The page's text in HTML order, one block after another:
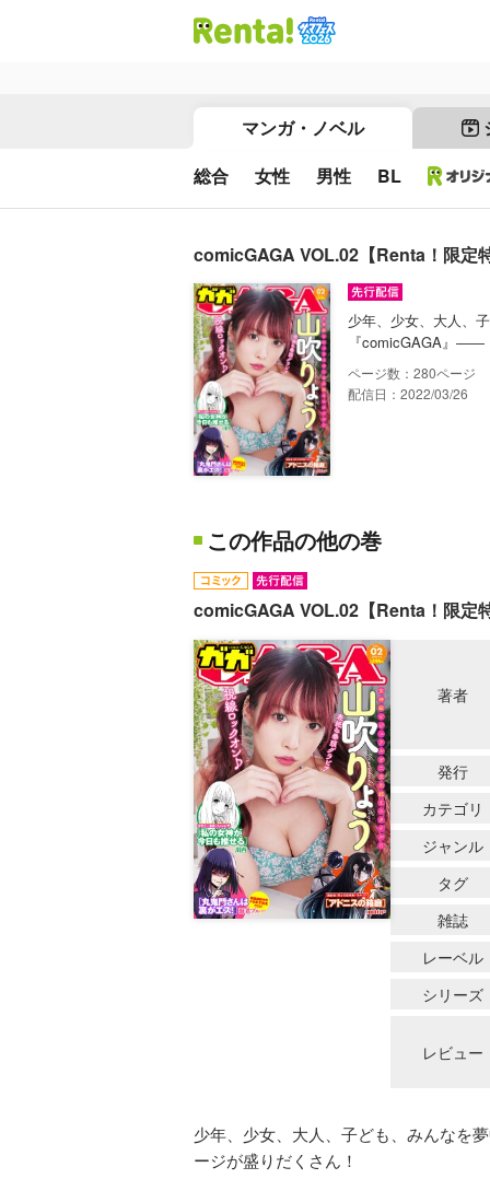
マンガ・ノベル
総合
女性 男性 BL
comicGAGA VOL.02【Renta！限定
少年、少女、大人、
『comicGAGA』――
280
配信日：2022/03/26
この作品の他の巻
comicGAGA VOL.02【Renta！限定
著者
発行
カテゴリ
ジャンル
タグ
雑誌
レーベル
シリーズ
レビュー
少年、少女、大人、子ども、みんなを
ージが盛りだくさん！